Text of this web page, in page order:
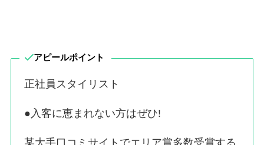
アピールポイント
正社員スタイリスト
●入客に恵まれない方はぜひ!
某大手口コミサイトでエリア賞多数受賞する